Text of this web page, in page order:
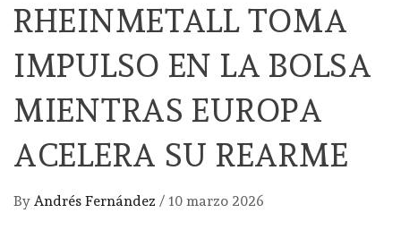
RHEINMETALL TOMA
IMPULSO EN LA BOLSA
MIENTRAS EUROPA
ACELERA SU REARME
By Andrés Fernández / 10 marzo 2026